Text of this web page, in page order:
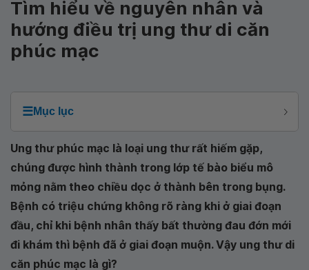
Tìm hiểu về nguyên nhân và
hướng điều trị ung thư di căn
phúc mạc
☰Mục lục
Ung thư phúc mạc là loại ung thư rất hiếm gặp,
chúng được hình thành trong lớp tế bào biểu mô
mỏng nằm theo chiều dọc ở thành bên trong bụng.
Bệnh có triệu chứng không rõ ràng khi ở giai đoạn
đầu, chỉ khi bệnh nhân thấy bất thường đau đớn mới
đi khám thì bệnh đã ở giai đoạn muộn. Vậy ung thư di
căn phúc mạc là gì?